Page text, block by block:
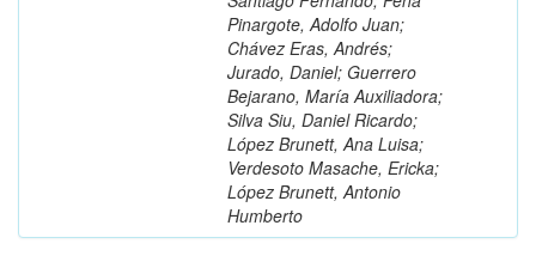
Pinargote, Adolfo Juan;
Chávez Eras, Andrés;
Jurado, Daniel; Guerrero
Bejarano, María Auxiliadora;
Silva Siu, Daniel Ricardo;
López Brunett, Ana Luisa;
Verdesoto Masache, Ericka;
López Brunett, Antonio
Humberto